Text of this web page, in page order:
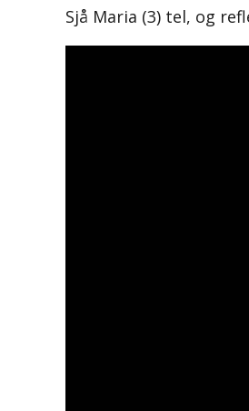
Sjå Maria (3) tel, og